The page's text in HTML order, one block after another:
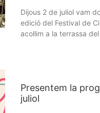
Dijous 2 de juliol vam
edició del Festival de
acollim a la terrassa del
Presentem la
juliol